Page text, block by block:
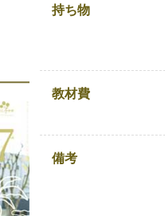
持ち物
教材費
備考